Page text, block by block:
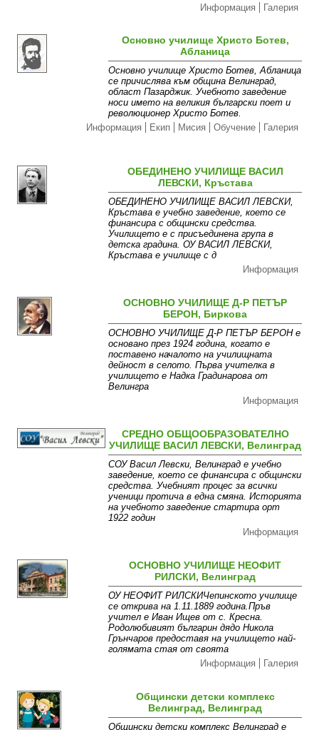
Информация
Галерия
Основно училище Христо Ботев,
Абланица
Основно училище Христо Ботев, Абланица
се причислява към община Велинград,
област Пазарджик. Учебното заведение
носи името на великия български поет и
революционер Христо Ботев.
Информация
Екип Мисия Обучение Галерия
ОБЕДИНЕНО УЧИЛИЩЕ ВАСИЛ
ЛЕВСКИ, Кръстава
ОБЕДИНЕНО УЧИЛИЩЕ ВАСИЛ ЛЕВСКИ,
Кръстава е учебно заведение, което се
финансира с общински средства.
Училището е с присъединена група в
детска градина. ОУ ВАСИЛ ЛЕВСКИ,
Кръстава е училище с д
Информация
ОСНОВНО УЧИЛИЩЕ Д-Р ПЕТЪР
БЕРОН, Биркова
ОСНОВНО УЧИЛИЩЕ Д-Р ПЕТЪР БЕРОН е
основано през 1924 година, когато е
поставено началото на училищната
дейност в селото. Първа учителка в
училището е Надка Градинарова от
Велингра
Информация
СРЕДНО ОБЩООБРАЗОВАТЕЛНО
УЧИЛИЩЕ ВАСИЛ ЛЕВСКИ, Велинград
СОУ Васил Левски, Велинград е учебно
заведение, което се финансира с общински
средства. Учебният процес за всички
ученици протича в една смяна. Историята
на учебното заведение стартира орт
1922 годин
Информация
ОСНОВНО УЧИЛИЩЕ НЕОФИТ
РИЛСКИ, Велинград
ОУ НЕОФИТ РИЛСКИЧепинското училище
се открива на 1.11.1889 година.Пръв
учител е Иван Ищев от с. Кресна.
Родолюбивият българин дядо Никола
Грънчаров предоставя на училището най-
голямата стая от своята
Информация
Галерия
Общински детски комплекс
Велинград, Велинград
Общински детски комплекс Велинград е